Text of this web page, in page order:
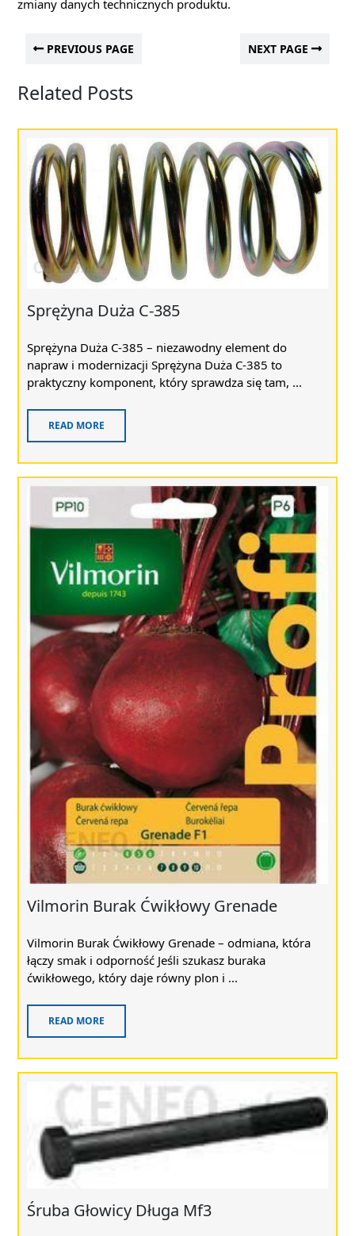
zmiany danych technicznych produktu.
PREVIOUS PAGE NEXT PAGE
Related Posts
Sprężyna Duża C-385
Sprężyna Duża C-385 – niezawodny element do
napraw i modernizacji Sprężyna Duża C-385 to
praktyczny komponent, który sprawdza się tam, ...
READ MORE
Vilmorin Burak Ćwikłowy Grenade
Vilmorin Burak Ćwikłowy Grenade – odmiana, która
łączy smak i odporność Jeśli szukasz buraka
ćwikłowego, który daje równy plon i ...
READ MORE
Śruba Głowicy Długa Mf3